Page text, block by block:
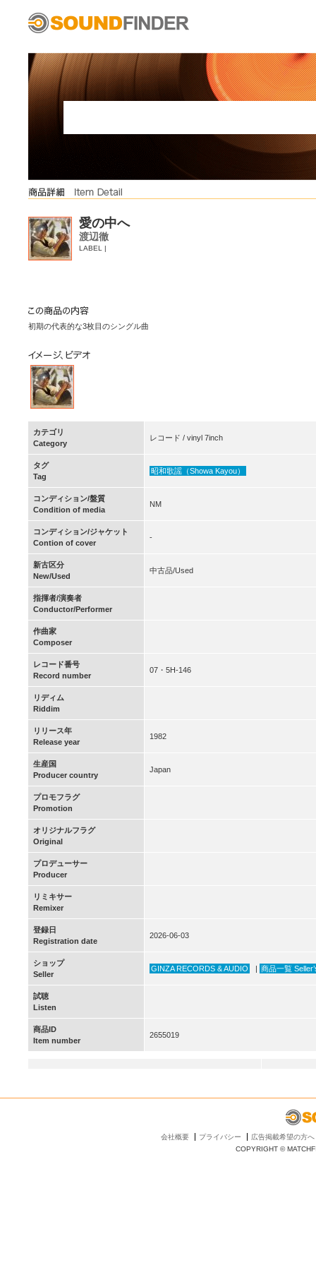
愛の中へ
渡辺徹
LABEL |
初期の代表的な3枚目のシングル曲
カテゴリ
Category
レコード / vinyl 7inch
タグ
Tag
昭和歌謡（Showa Kayou）
コンディション/盤質
Condition of media
NM
コンディション/ジャケット
Contion of cover
-
新古区分
New/Used
中古品/Used
指揮者/演奏者
Conductor/Performer
作曲家
Composer
レコード番号
Record number
07・5H-146
リディム
Riddim
リリース年
Release year
1982
生産国
Producer country
Japan
プロモフラグ
Promotion
オリジナルフラグ
Original
プロデューサー
Producer
リミキサー
Remixer
登録日
Registration date
2026-06-03
ショップ
Seller
GINZA RECORDS & AUDIO | 商品一覧
試聴
Listen
商品ID
Item number
2655019
会社概要 プライバシー
広告掲載希望の方へ
COPYRIGHT ©